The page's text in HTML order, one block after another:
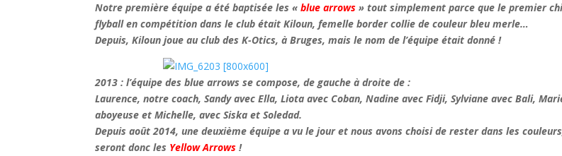
Notre première équipe a été baptisée les «blue arrows» tout simplement parce que le premier
flyball en compétition dans le club était Kiloun, femelle border collie de couleur bleu merle…
Depuis, Kiloun joue au club des K-Otics, à Bruges, mais le nom de l’équipe était donné !
2013 : l’équipe des blue arrows se compose, de gauche à droite de :
Laurence, notre coach, Sandy avec Ella, Liota avec Coban, Nadine avec Fidji, Sylviane avec Bali,
aboyeuse et Michelle, avec Siska et Soledad.
Depuis août 2014, une deuxième équipe a vu le jour et nous avons choisi de rester dans les
seront donc les Yellow Arrows !